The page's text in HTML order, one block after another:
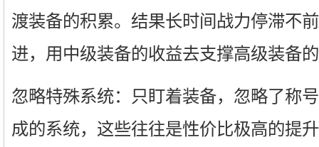
渡装备的积累。结果长时间战力停滞不
进，用中级装备的收益去支撑高级装备
忽略特殊系统：只盯着装备，忽略了称
成的系统，这些往往是性价比极高的提